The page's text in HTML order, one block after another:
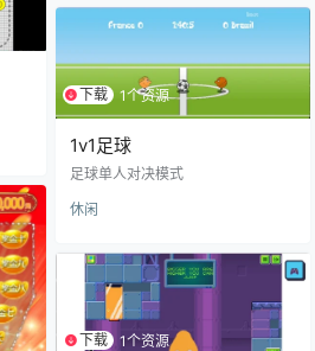
下载 1个资源
1v1足球
足球单人对决模式
休闲
下载 1个资源